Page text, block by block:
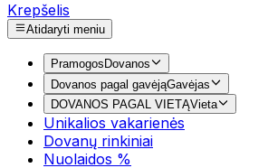
Krepšelis
Atidaryti meniu
Pramogos Dovanos
Dovanos pagal gavėjąGavėjas
DOVANOS PAGAL VIETĄVieta
Unikalios vakarienės
Dovanų rinkiniai
Nuolaidos %